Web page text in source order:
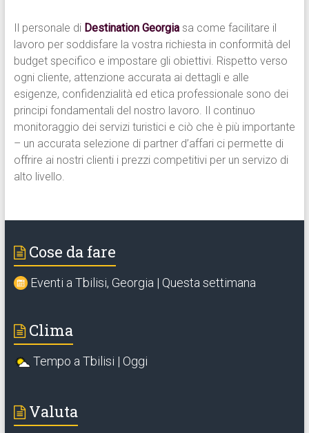
Il personale diDestination Georgia sa come facilitare il
lavoro per soddisfare la vostra richiesta in conformità del
budget specifico e impostare gli obiettivi. Rispetto verso
ogni cliente, attenzione accurata ai dettagli e alle
esigenze, confidenzialità ed etica professionale sono dei
principi fondamentali del nostro lavoro. Il continuo
monitoraggio dei servizi turistici e ciò che è più importante
– un accurata selezione di partner d’affari ci permette di
offrire ai nostri clienti i prezzi competitivi per un servizo di
alto livello.
Cose da fare
Eventi a Tbilisi, Georgia | Questa settimana
Clima
Tempo a Tbilisi | Oggi
Valuta